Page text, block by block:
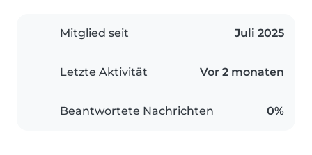
Mitglied seit Juli 2025
Letzte Aktivität Vor 2 monaten
Beantwortete Nachrichten 0%